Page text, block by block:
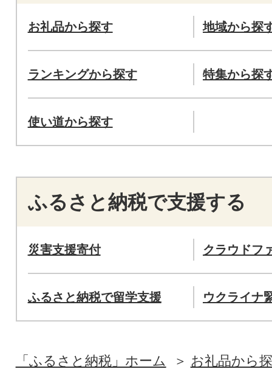
お礼品から探す 地域から探
ランキングから探す 特集から探
使い道から探す
ふるさと納税で支援する
災害支援寄付 クラウドフ
ふるさと納税で留学支援 ウクライナ
「ふるさと納税」ホーム
お礼品から